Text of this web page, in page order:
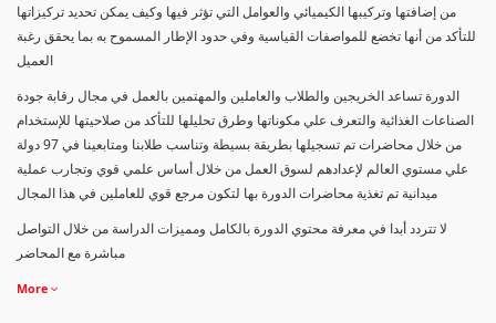
من إضافتها وتركيبها الكيميائي والعوامل التي تؤثر فيها وكيف يمكن تحديد تركيزاتها
للتأكد من أنها تخضع للمواصفات القياسية وفي حدود الإطار المسموح به بما يحقق رغبة
العميل
الدورة تساعد الخريجين والطلاب والعاملين والمهتمين بالعمل في مجال رقابة جودة
الصناعات الغذائية والتعرف علي مكوناتها وطرق تحليلها للتأكد من صلاحيتها للإستخدام
من خلال محاضرات تم تسجيلها بطريقة بسيطة وتناسب طلابنا ومتابعينا في 97 دولة
علي مستوي العالم لإعدادهم لسوق العمل من خلال أساس علمي قوي وتجارب عملية
ميدانية تم تغذية محاضرات الدورة بها لتكون مرجع قوي للعاملين في هذا المجال
لا تتردد أبدا في معرفة محتوي الدورة بالكامل ومميزات الدراسة من خلال التواصل
مباشرة مع المحاضر
More